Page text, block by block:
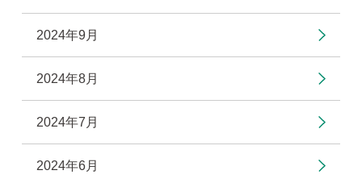
2024年9月
2024年8月
2024年7月
2024年6月